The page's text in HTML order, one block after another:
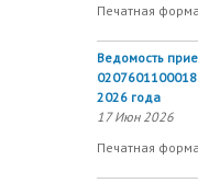
Печатная
Ведомость
2026 года
17 Июн 2026
Печатная